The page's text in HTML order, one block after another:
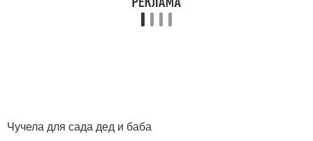
Чучела для сада дед и баба